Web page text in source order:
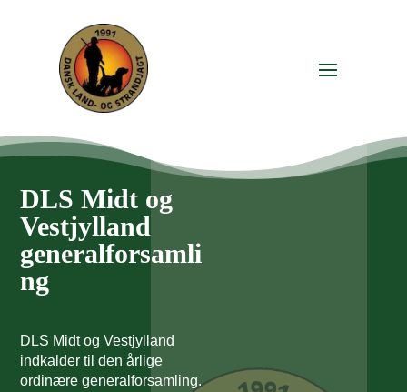
DLS Midt og
Vestjylland
generalforsamli
ng
DLS Midt og Vestjylland
indkalder til den årlige
ordinære generalforsamling.